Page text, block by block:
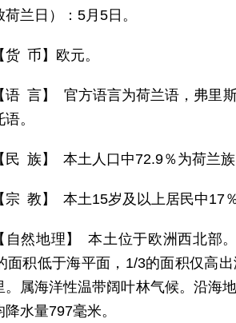
荷兰日）：5月5日。
【货 币】欧元。
【语 言】 官方语言为荷兰语，弗里
。
【民 族】 本土人口中72.9％为荷兰
【宗 教】 本土15岁及以上居民中17
【自然地理】 本土位于欧洲西北部
面积低于海平面，1/3的面积仅高
。属海洋性温带阔叶林气候。沿
水量797毫米。